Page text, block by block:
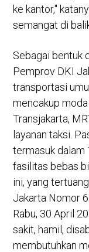
ke kantor,"
semangat di
Sebagai bentuk
Pemprov DKI
transportasi
mencakup
Transjakarta,
layanan taksi.
termasuk dalam
fasilitas bebas
ini, yang
Jakarta Nomor
Rabu, 30 April
sakit, hamil,
membutuhkan